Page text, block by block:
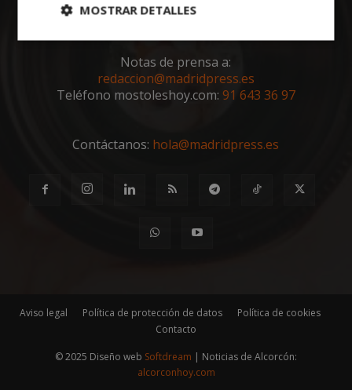
toda la actualidad, noticias, eventos, ocio y
Notas de prensa a:
redaccion@madridpress.es
Teléfono mostoleshoy.com: 91 643 36 97
Contáctanos: hola@madridpress.es
Aviso legal Política de protección de datos
Política de cookies
Contacto
© 2025 Diseño web Softdream | Noticias de Alcorcón:
alcorconhoy.com
MOSTRAR DETALLES
Cookies
estrictamente
necesarias
Cookies de
preferencias
funcionalidad
Cookies estrictamente necesarias
Cookies de rendimiento
Cookies de preferencias
Cookies de funcionalidad